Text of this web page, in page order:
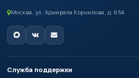
Москва, ул. Адмирала Корнилова, д. 65А
Служба поддержки